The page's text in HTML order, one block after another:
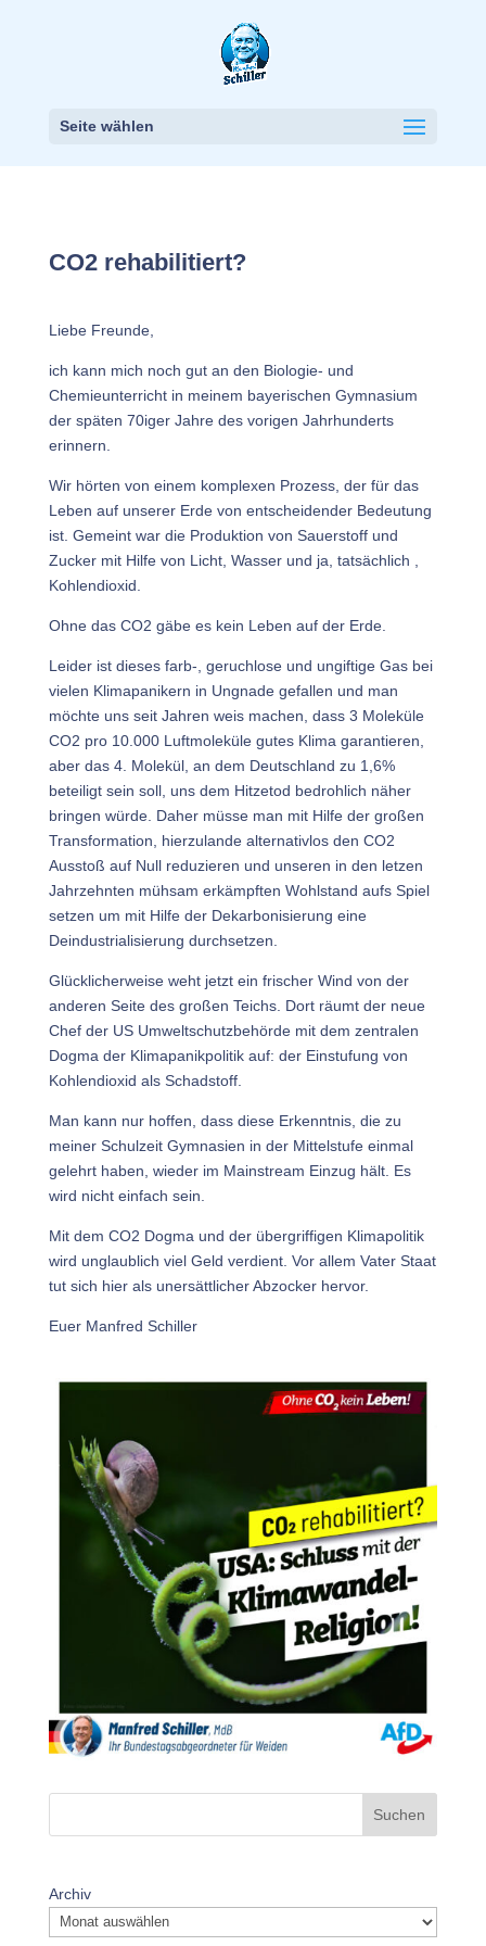
Seite wählen
CO2 rehabilitiert?
Liebe Freunde,
ich kann mich noch gut an den Biologie- und
Chemieunterricht in meinem bayerischen Gymnasium
der späten 70iger Jahre des vorigen Jahrhunderts
erinnern.
Wir hörten von einem komplexen Prozess, der für das
Leben auf unserer Erde von entscheidender Bedeutung
ist. Gemeint war die Produktion von Sauerstoff und
Zucker mit Hilfe von Licht, Wasser und ja, tatsächlich ,
Kohlendioxid.
Ohne das CO2 gäbe es kein Leben auf der Erde.
Leider ist dieses farb-, geruchlose und ungiftige Gas bei
vielen Klimapanikern in Ungnade gefallen und man
möchte uns seit Jahren weis machen, dass 3 Moleküle
CO2 pro 10.000 Luftmoleküle gutes Klima garantieren,
aber das 4. Molekül, an dem Deutschland zu 1,6%
beteiligt sein soll, uns dem Hitzetod bedrohlich näher
bringen würde. Daher müsse man mit Hilfe der großen
Transformation, hierzulande alternativlos den CO2
Ausstoß auf Null reduzieren und unseren in den letzen
Jahrzehnten mühsam erkämpften Wohlstand aufs Spiel
setzen um mit Hilfe der Dekarbonisierung eine
Deindustrialisierung durchsetzen.
Glücklicherweise weht jetzt ein frischer Wind von der
anderen Seite des großen Teichs. Dort räumt der neue
Chef der US Umweltschutzbehörde mit dem zentralen
Dogma der Klimapanikpolitik auf: der Einstufung von
Kohlendioxid als Schadstoff.
Man kann nur hoffen, dass diese Erkenntnis, die zu
meiner Schulzeit Gymnasien in der Mittelstufe einmal
gelehrt haben, wieder im Mainstream Einzug hält. Es
wird nicht einfach sein.
Mit dem CO2 Dogma und der übergriffigen Klimapolitik
wird unglaublich viel Geld verdient. Vor allem Vater Staat
tut sich hier als unersättlicher Abzocker hervor.
Euer Manfred Schiller
Suchen
Archiv